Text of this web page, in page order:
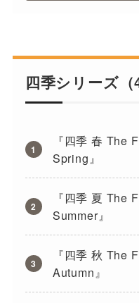
四季シリーズ（
『四季 春 The
Spring』
『四季 夏 The
Summer』
『四季 秋 The
Autumn』